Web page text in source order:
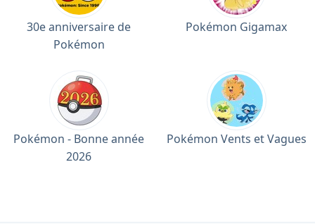
30e anniversaire de
Pokémon
Pokémon Gigamax
Pokémon - Bonne année
2026
Pokémon Vents et Vagues